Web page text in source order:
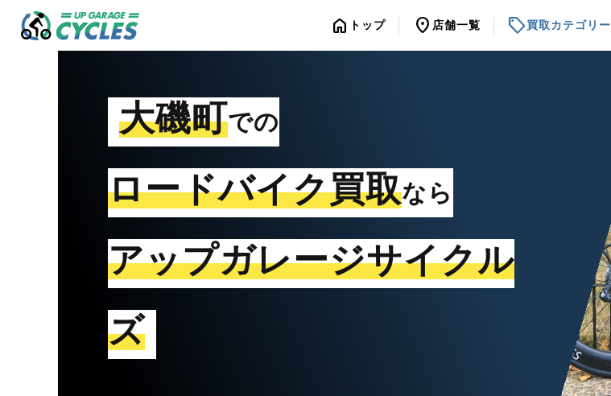
home トップ location_on 店舗一覧 sell買取カテゴリー
大磯町での
ロードバイク買取なら
アップガレージサイクル
ズ